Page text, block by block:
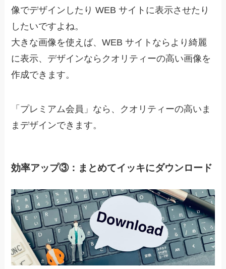
像でデザインしたり WEB サイトに表示させたり
したいですよね。
大きな画像を使えば、WEB サイトならより綺麗
に表示、デザインならクオリティーの高い画像を
作成できます。
「プレミアム会員」なら、クオリティーの高いま
まデザインできます。
効率アップ③：まとめてイッキにダウンロード